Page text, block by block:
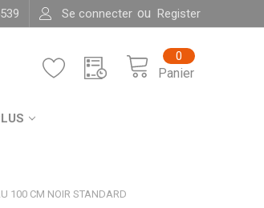
Se connecter ou Register
Panier
0
100 CM NOIR STANDARD